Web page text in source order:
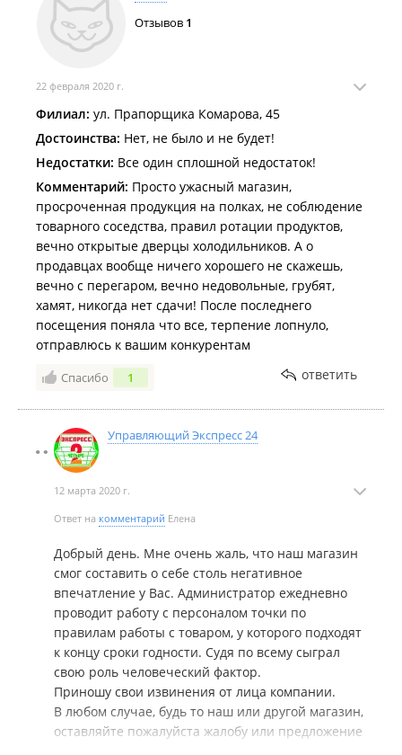
Отзывов 1
22 февраля 2020 г.
Филиал: ул. Прапорщика Комарова, 45
Достоинства: Нет, не было и не будет!
Недостатки: Все один сплошной недостаток!
Комментарий: Просто ужасный магазин,
просроченная продукция на полках, не соблюдение
товарного соседства, правил ротации продуктов,
вечно открытые дверцы холодильников. А о
продавцах вообще ничего хорошего не скажешь,
вечно с перегаром, вечно недовольные, грубят,
хамят, никогда нет сдачи! После последнего
посещения поняла что все, терпение лопнуло,
отправлюсь к вашим конкурентам
Спасибо 1 ответить
Управляющий Экспресс 24
12 марта 2020 г.
Ответ на комментарий Елена
Добрый день. Мне очень жаль, что наш магазин
смог составить о себе столь негативное
впечатление у Вас. Администратор ежедневно
проводит работу с персоналом точки по
правилам работы с товаром, у которого подходят
к концу сроки годности. Судя по всему сыграл
свою роль человеческий фактор.
Приношу свои извинения от лица компании.
В любом случае, будь то наш или другой магазин,
оставляйте пожалуйста жалобу или предложение